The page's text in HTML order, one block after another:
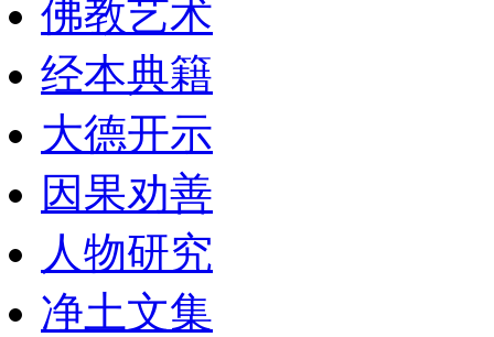
佛教艺术
经本典籍
大德开示
因果劝善
人物研究
净土文集